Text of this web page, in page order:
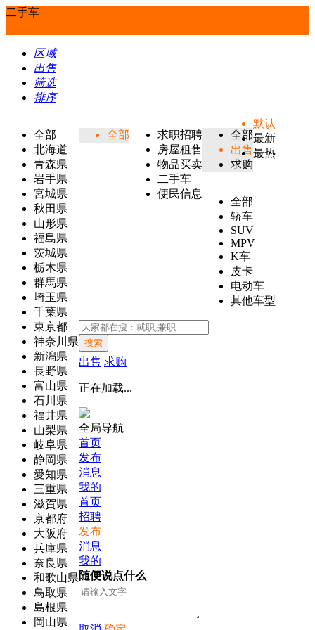
二手车
区域
出售
筛选
排序
全部
北海道
青森県
岩手県
宮城県
秋田県
山形県
福島県
茨城県
栃木県
群馬県
埼玉県
千葉県
東京都
神奈川県
新潟県
長野県
富山県
石川県
福井県
山梨県
岐阜県
静岡県
愛知県
三重県
滋賀県
京都府
大阪府
兵庫県
奈良県
和歌山県
鳥取県
島根県
岡山県
全部
求职招聘
房屋租售
物品买卖
二手车
便民信息
全部
出售
求购
全部
轿车
SUV
MPV
K车
皮卡
电动车
其他车型
默认
最新
最热
搜索
出售 求购
正在加载...
全局导航
首页
发布
消息
我的
首页
招聘
发布
消息
我的
随便说点什么